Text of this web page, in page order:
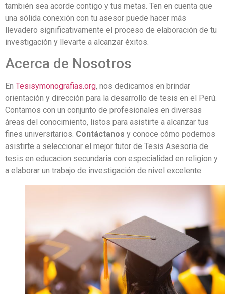
también sea acorde contigo y tus metas. Ten en cuenta que
una sólida conexión con tu asesor puede hacer más
llevadero significativamente el proceso de elaboración de tu
investigación y llevarte a alcanzar éxitos.
Acerca de Nosotros
En Tesisymonografias.org, nos dedicamos en brindar
orientación y dirección para la desarrollo de tesis en el Perú.
Contamos con un conjunto de profesionales en diversas
áreas del conocimiento, listos para asistirte a alcanzar tus
fines universitarios. Contáctanos y conoce cómo podemos
asistirte a seleccionar el mejor tutor de Tesis Asesoria de
tesis en educacion secundaria con especialidad en religion y
a elaborar un trabajo de investigación de nivel excelente.